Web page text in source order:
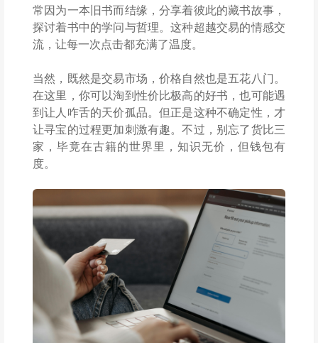
常因为一本旧书而结缘，分享着彼此的藏书故事，
探讨着书中的学问与哲理。这种超越交易的情感交
流，让每一次点击都充满了温度。
当然，既然是交易市场，价格自然也是五花八门。
在这里，你可以淘到性价比极高的好书，也可能遇
到让人咋舌的天价孤品。但正是这种不确定性，才
让寻宝的过程更加刺激有趣。不过，别忘了货比三
家，毕竟在古籍的世界里，知识无价，但钱包有
度。